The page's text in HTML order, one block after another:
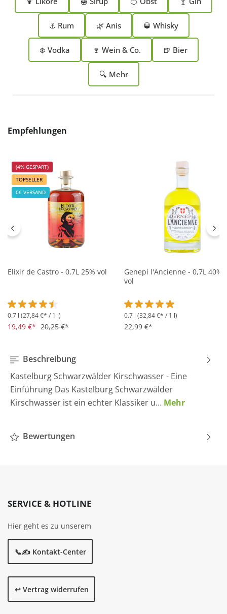
⚓ Rum 🌿 Anis 🥃 Whisky
❄️ Vodka 🍷 Wein & Co. 🍺 Bier
🔍 Mehr
Produktgalerie überspringen
Empfehlungen
(4% GESPART)
TOPSELLER
0€ VERSAND
Elixir de Castro - 0,7L 25% vol
Durchschnittliche Bewertung von 4.5 von 5 Sternen
0.7 l (27,84 €* / 1 l)
19,49 €* 20,25 €*
Genepi l'Ancienne - 0,7L 40%
vol
Durchschnittliche
0.7 l (32,84 €* / 1 l)
22,99 €*
Beschreibung
Kastelburg Schwarzwälder Kirschwasser - Eine
Einführung Das Kastelburg Schwarzwälder
Kirschwasser ist ein echter Klassiker u… Mehr
Bewertungen
SERVICE & HOTLINE
Hier geht es zu unserem
📞✍️ Kontakt-Center
↩️ Vertrag widerrufen